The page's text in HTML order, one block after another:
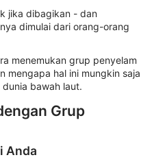
jika dibagikan - dan
dimulai dari orang-orang
menemukan grup penyelam
mengapa hal ini mungkin saja
bawah laut.
Grup
Anda